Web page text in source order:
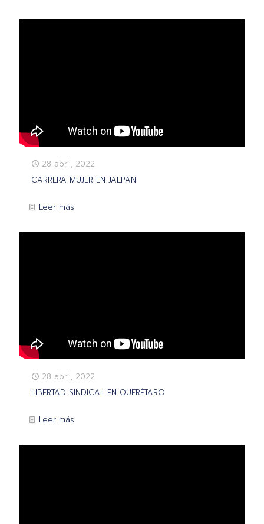
28 abril, 2022
CARRERA MUJER EN JALPAN
Leer más
28 abril, 2022
LIBERTAD SINDICAL EN QUERÉTARO
Leer más